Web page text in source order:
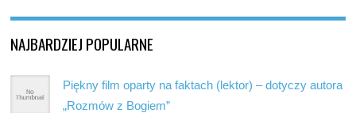
NAJBARDZIEJ POPULARNE
Piękny film oparty na faktach (lektor) – dotyczy autora
„Rozmów z Bogiem”